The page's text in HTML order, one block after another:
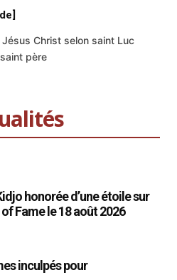
Jésus Christ selon saint Luc
père
honorée d’une étoile sur
Fame le 18 août 2026
inculpés pour